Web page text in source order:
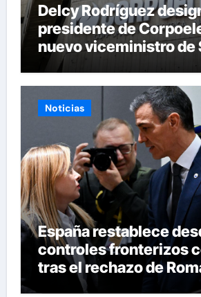
Delcy Rodríguez
presidente de
nuevo viceministro de
Eléctricos
Noticias
España restablece
controles fronterizos
tras el rechazo de
las restricciones